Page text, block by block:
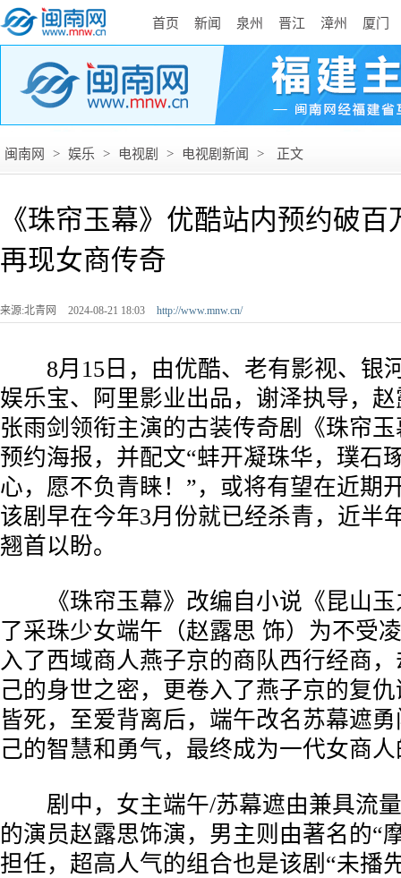
首页 新闻 泉州 晋江 漳州 厦门
闽南网 > 娱乐 > 电视剧 > 电视剧新闻 > 正文
《珠帘玉幕》优酷站内预约破
再现女商传奇
来源:北青网 2024-08-21 18:03 http://www.mnw.cn/
8月15日，由优酷、老有影视、银
娱乐宝、阿里影业出品，谢泽执导，
张雨剑领衔主演的古装传奇剧《珠帘
预约海报，并配文“蚌开凝珠华，璞石
心，愿不负青睐！”，或将有望在近期
该剧早在今年3月份就已经杀青，近半
翘首以盼。
《珠帘玉幕》改编自小说《昆山玉
了采珠少女端午（赵露思 饰）为不受
入了西域商人燕子京的商队西行经商
己的身世之密，更卷入了燕子京的复
皆死，至爱背离后，端午改名苏幕遮
己的智慧和勇气，最终成为一代女商
剧中，女主端午/苏幕遮由兼具流量
的演员赵露思饰演，男主则由著名的“
担任，超高人气的组合也是该剧“未播